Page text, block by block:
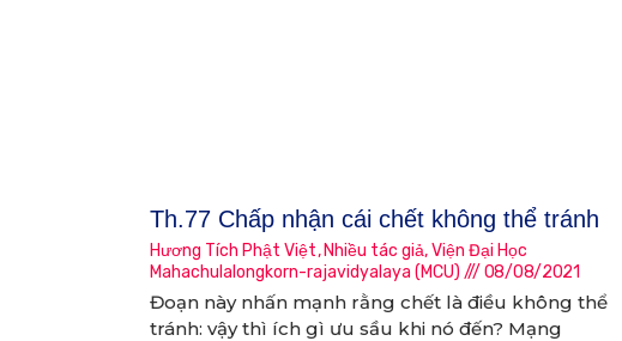
Th.77 Chấp nhận cái chết không thể tránh
Hương Tích Phật Việt, Nhiều tác giả,Viện Đại Học
Mahachulalongkorn-rajavidyalaya (MCU)
08/08/2021
Đoạn này nhấn mạnh rằng chết là điều không thể
tránh: vậy thì ích gì ưu sầu khi nó đến? Mạng